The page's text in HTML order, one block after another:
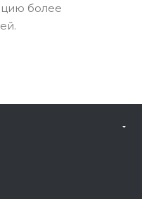
более